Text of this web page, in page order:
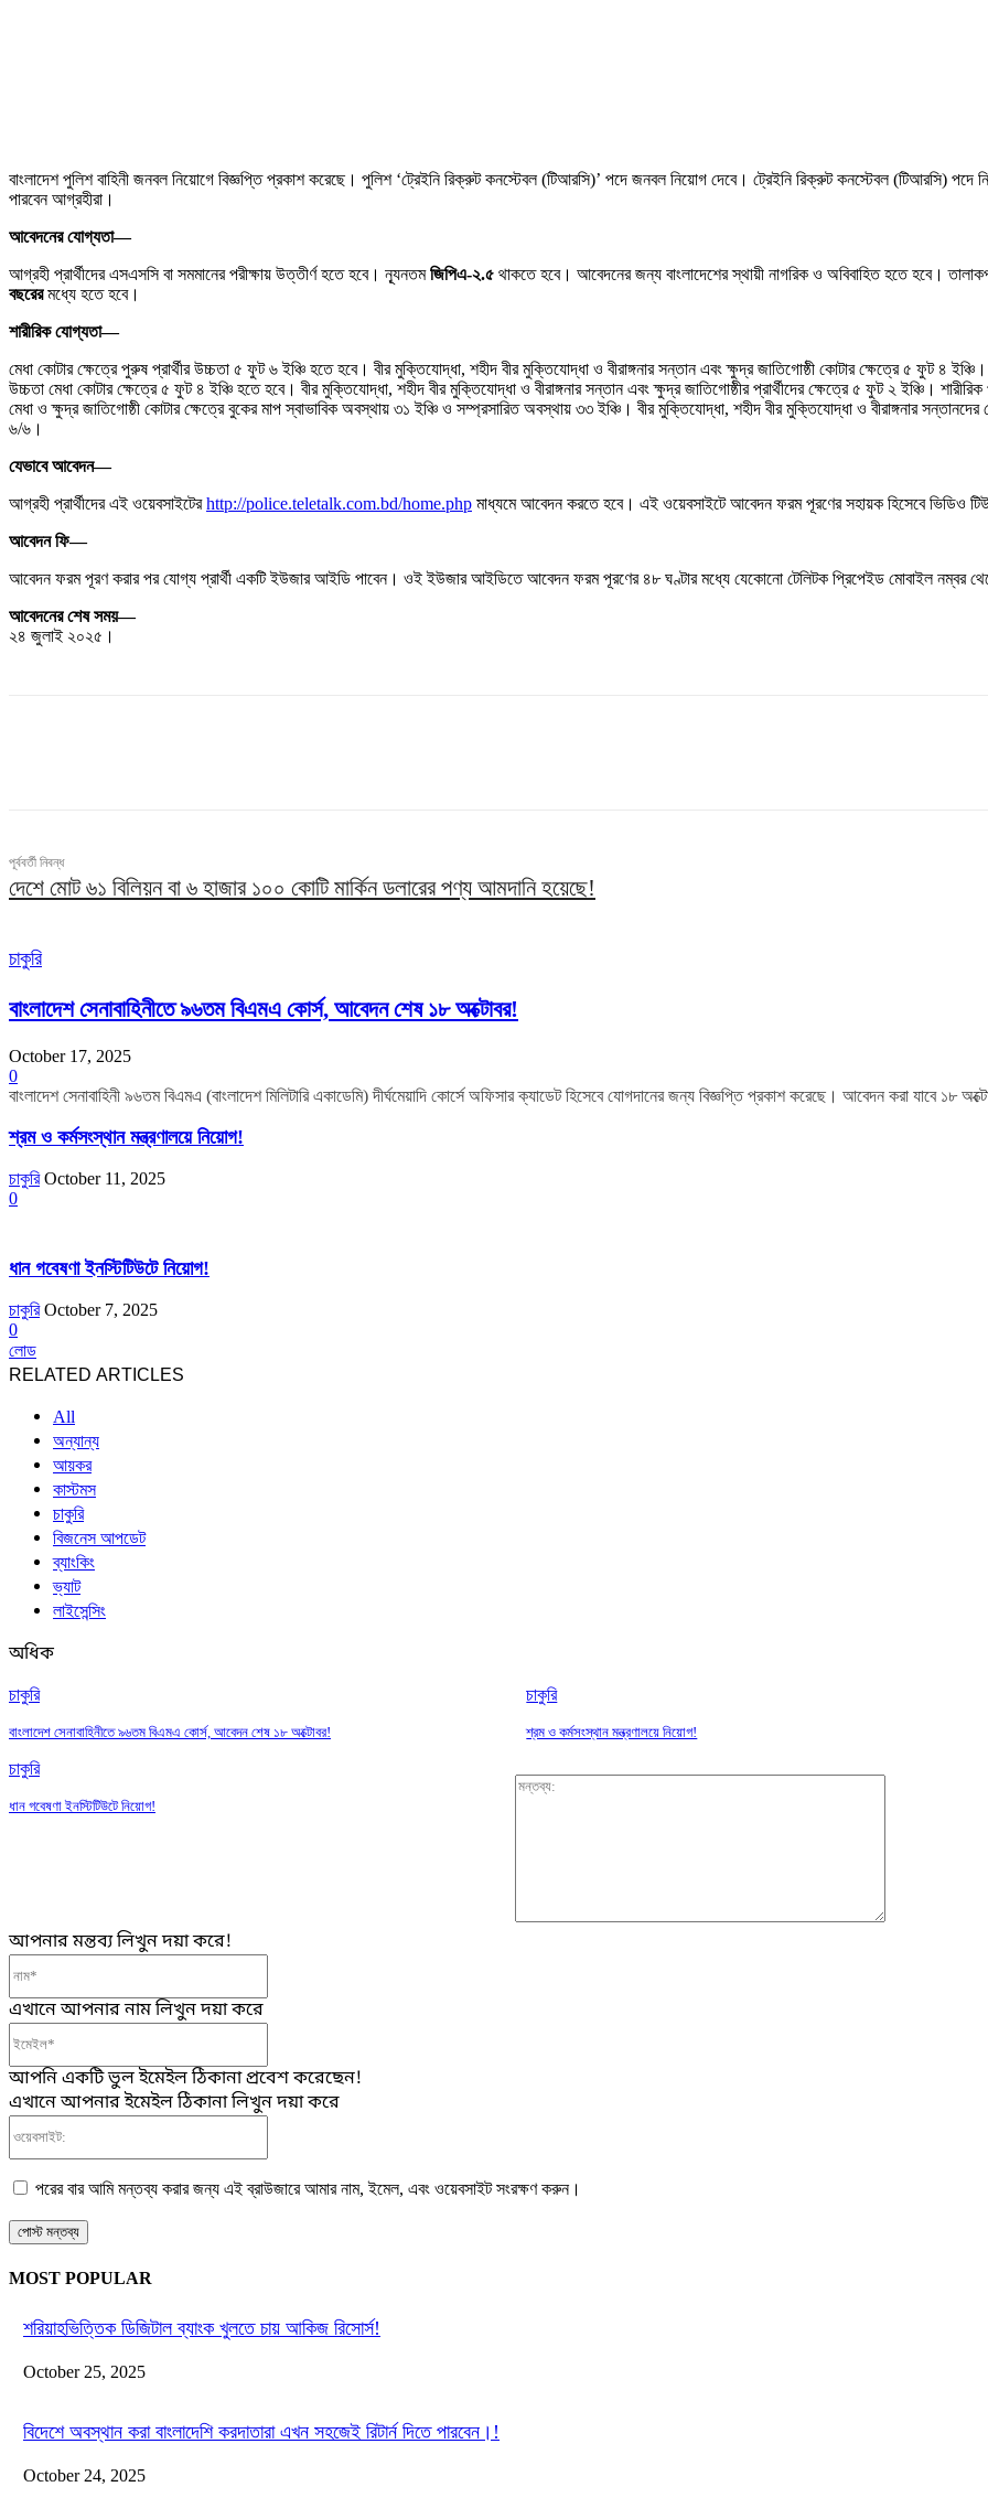
বাংলাদেশ পুলিশ বাহিনী জনবল নিয়োগে বিজ্ঞপ্তি প্রকাশ করেছে। পুলিশ ‘ট্রেইনি রিক্রুট কনস্টেবল (টিআরসি)’ পদে জনবল নিয়োগ দেবে। ট্রেইনি রিক্রুট কনস্টেবল (টিআরসি)
পারবেন আগ্রহীরা।
আবেদনের যোগ্যতা—
আগ্রহী প্রার্থীদের এসএসসি বা সমমানের পরীক্ষায় উত্তীর্ণ হতে হবে। ন্যূনতমজিপিএ-২.৫ থাকতে হবে। আবেদনের জন্য বাংলাদেশের স্থায়ী নাগরিক ও অবিবাহিত হতে হবে।
বছরেরমধ্যে হতে হবে।
শারীরিক যোগ্যতা—
মেধা কোটার ক্ষেত্রে পুরুষ প্রার্থীর উচ্চতা ৫ ফুট ৬ ইঞ্চি হতে হবে। বীর মুক্তিযোদ্ধা, শহীদ বীর মুক্তিযোদ্ধা ও বীরাঙ্গনার সন্তান এবং ক্ষুদ্র জাতিগোষ্ঠী কোটার ক্ষেত্রে ৫ ফুট ৪
উচ্চতা মেধা কোটার ক্ষেত্রে ৫ ফুট ৪ ইঞ্চি হতে হবে। বীর মুক্তিযোদ্ধা, শহীদ বীর মুক্তিযোদ্ধা ও বীরাঙ্গনার সন্তান এবং ক্ষুদ্র জাতিগোষ্ঠীর প্রার্থীদের ক্ষেত্রে ৫ ফুট ২ ইঞ্চি।
মেধা ও ক্ষুদ্র জাতিগোষ্ঠী কোটার ক্ষেত্রে বুকের মাপ স্বাভাবিক অবস্থায় ৩১ ইঞ্চি ও সম্প্রসারিত অবস্থায় ৩৩ ইঞ্চি। বীর মুক্তিযোদ্ধা, শহীদ বীর মুক্তিযোদ্ধা ও বীরাঙ্গনার
৬/৬।
যেভাবে আবেদন—
আগ্রহী প্রার্থীদের এই ওয়েবসাইটেরhttp://police.teletalk.com.bd/home.php মাধ্যমে আবেদন করতে হবে। এই ওয়েবসাইটে আবেদন ফরম পূরণের সহায়ক হিসেবে ভিডিও
আবেদন ফি—
আবেদন ফরম পূরণ করার পর যোগ্য প্রার্থী একটি ইউজার আইডি পাবেন। ওই ইউজার আইডিতে আবেদন ফরম পূরণের ৪৮ ঘণ্টার মধ্যে যেকোনো টেলিটক প্রিপেইড মোবাইল নম্বর
আবেদনের শেষ সময়—
২৪ জুলাই ২০২৫।
পূর্ববর্তী নিবন্ধ
দেশে মোট ৬১ বিলিয়ন বা ৬ হাজার ১০০ কোটি মার্কিন ডলারের পণ্য আমদানি হয়েছে!
চাকুরি
বাংলাদেশ সেনাবাহিনীতে ৯৬তম বিএমএ কোর্স, আবেদন শেষ ১৮ অক্টোবর!
October 17, 2025
0
বাংলাদেশ সেনাবাহিনী ৯৬তম বিএমএ (বাংলাদেশ মিলিটারি একাডেমি) দীর্ঘমেয়াদি কোর্সে অফিসার ক্যাডেট হিসেবে যোগদানের জন্য বিজ্ঞপ্তি প্রকাশ করেছে। আবেদন করা যাবে ১৮
শ্রম ও কর্মসংস্থান মন্ত্রণালয়ে নিয়োগ!
চাকুরি October 11, 2025
0
ধান গবেষণা ইনস্টিটিউটে নিয়োগ!
চাকুরি October 7, 2025
0
লোড
RELATED ARTICLES
All
অন্যান্য
আয়কর
কাস্টমস
চাকুরি
বিজনেস আপডেট
ব্যাংকিং
ভ্যাট
লাইসেন্সিং
অধিক
চাকুরি
বাংলাদেশ সেনাবাহিনীতে ৯৬তম বিএমএ কোর্স, আবেদন শেষ ১৮ অক্টোবর!
চাকুরি
শ্রম ও কর্মসংস্থান মন্ত্রণালয়ে নিয়োগ!
চাকুরি
ধান গবেষণা ইনস্টিটিউটে নিয়োগ!
আপনার মন্তব্য লিখুন দয়া করে!
এখানে আপনার নাম লিখুন দয়া করে
আপনি একটি ভুল ইমেইল ঠিকানা প্রবেশ করেছেন!
এখানে আপনার ইমেইল ঠিকানা লিখুন দয়া করে
পরের বার আমি মন্তব্য করার জন্য এই ব্রাউজারে আমার নাম, ইমেল, এবং ওয়েবসাইট সংরক্ষণ করুন।
MOST POPULAR
শরিয়াহভিত্তিক ডিজিটাল ব্যাংক খুলতে চায় আকিজ রিসোর্স!
October 25, 2025
বিদেশে অবস্থান করা বাংলাদেশি করদাতারা এখন সহজেই রিটার্ন দিতে পারবেন।!
October 24, 2025